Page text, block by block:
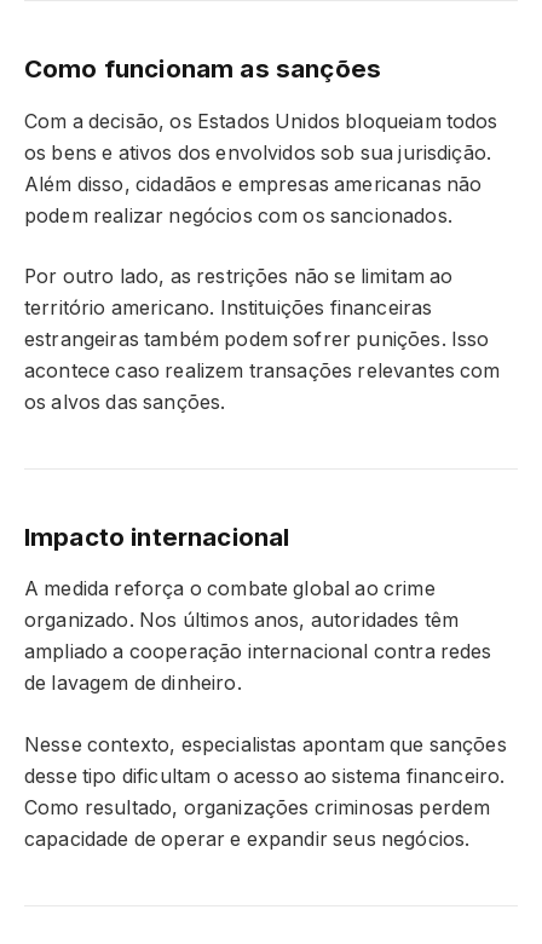
Como funcionam as sanções
Com a decisão, os Estados Unidos bloqueiam todos
os bens e ativos dos envolvidos sob sua jurisdição.
Além disso, cidadãos e empresas americanas não
podem realizar negócios com os sancionados.
Por outro lado, as restrições não se limitam ao
território americano. Instituições financeiras
estrangeiras também podem sofrer punições. Isso
acontece caso realizem transações relevantes com
os alvos das sanções.
Impacto internacional
A medida reforça o combate global ao crime
organizado. Nos últimos anos, autoridades têm
ampliado a cooperação internacional contra redes
de lavagem de dinheiro.
Nesse contexto, especialistas apontam que sanções
desse tipo dificultam o acesso ao sistema financeiro.
Como resultado, organizações criminosas perdem
capacidade de operar e expandir seus negócios.